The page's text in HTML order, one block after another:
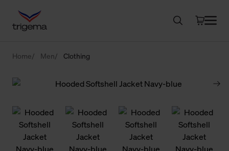
Home Men Clothing